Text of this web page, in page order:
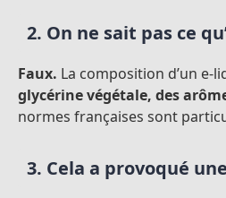
2. On ne sait pas ce
Faux. La composition d’un e-
glycérine végétale, des
normes françaises sont
3. Cela a provoqué